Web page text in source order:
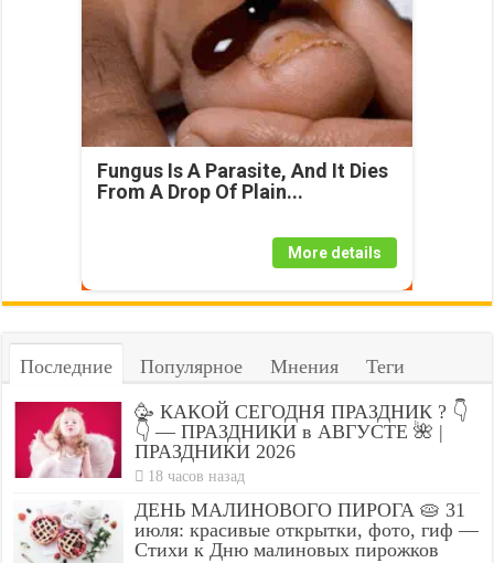
Fungus Is A Parasite, And It Dies
From A Drop Of Plain...
More details
Последние Популярное Мнения Теги
🥳 КАКОЙ СЕГОДНЯ ПРАЗДНИК ? 👇
👇 — ПРАЗДНИКИ в АВГУСТЕ 🌺 |
ПРАЗДНИКИ 2026
18 часов назад
ДЕНЬ МАЛИНОВОГО ПИРОГА 🥧 31
июля: красивые открытки, фото, гиф —
Стихи к Дню малиновых пирожков